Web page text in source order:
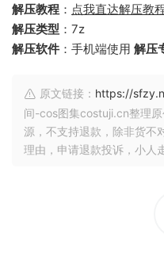
解压教程 ： 点我直达解压教
解压类型 ：7z
解压软件 ：手机端使用 解压
原文链接： https://
间-cos图集costuji.cn整理
源，不支持退款，除非货不
理由，申请退款投诉，小人